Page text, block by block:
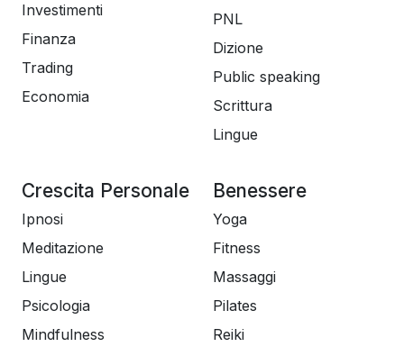
Investimenti
Finanza
Trading
Economia
PNL
Dizione
Public speaking
Scrittura
Lingue
Crescita Personale
Ipnosi
Meditazione
Lingue
Psicologia
Mindfulness
Benessere
Yoga
Fitness
Massaggi
Pilates
Reiki